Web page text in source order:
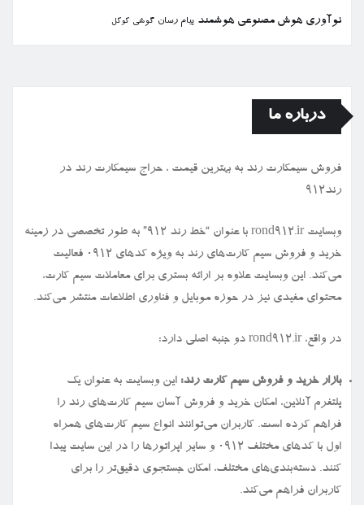
نوآوری هوش مصنوعی هوشمند پیام رسان گوشی گوگل
درباره ما
فروش سیمكارت رند به بهترین قیمت ، حراج سیمكارت رند در
رند912
وبسایت rond912.ir با عنوان “خط رند ۹۱۲” به طور تخصصی در زمینه
خرید و فروش سیم کارت‌های رند به ویژه کدهای ۰۹۱۲ فعالیت
می‌کند. این وبسایت علاوه بر ارائه بستری برای معاملات سیم کارت،
محتوای مفیدی نیز در حوزه موبایل و فناوری اطلاعات منتشر می‌کند.
در واقع، rond912.ir دو جنبه اصلی دارد:
بازار خرید و فروش سیم کارت رند: این وبسایت به عنوان یک
پلتفرم آنلاین، امکان خرید و فروش آسان سیم کارت‌های رند را
فراهم کرده است. کاربران می‌توانند انواع سیم کارت‌های همراه
اول با کدهای مختلف ۰۹۱۲ و سایر اپراتورها را در این سایت پیدا
کنند. دسته‌بندی‌های مختلف، امکان جستجوی دقیق‌تر را برای
کاربران فراهم می‌کند.